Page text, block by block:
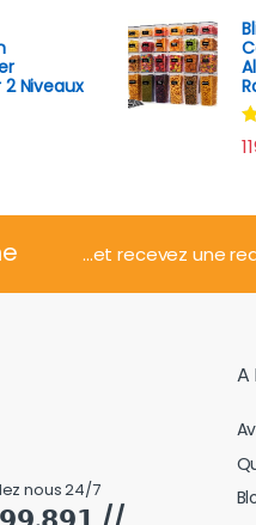
Niveaux
de prix : 98.000 TND à
...et recevez une
nous 24/7
A